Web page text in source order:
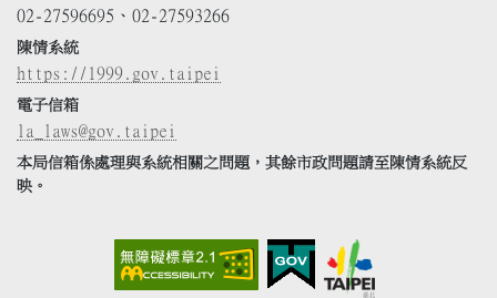
02-27596695、02-27593266
陳情系統
https://1999.gov.taipei
電子信箱
la_laws@gov.taipei
本局信箱係處理與系統相關之問題，其餘市政問題請至陳情系統反
映。